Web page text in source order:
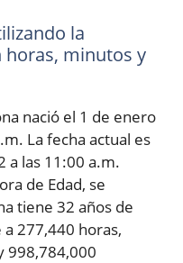
la
horas, minutos y
nació el 1 de enero
La fecha actual es
a las 11:00 a.m.
de Edad, se
tiene 32 años de
277,440 horas,
998,784,000